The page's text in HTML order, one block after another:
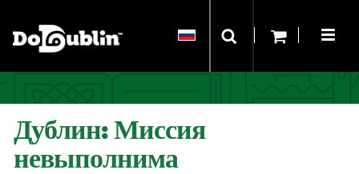
Дублин: Миссия
невыполнима